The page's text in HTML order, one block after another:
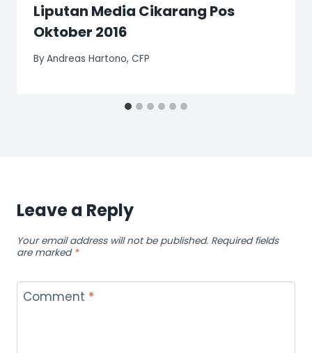
Liputan Media Cikarang Pos
Oktober 2016
ByAndreas Hartono, CFP
Leave a Reply
Your email address will not be published. Required fields
are marked *
Comment *